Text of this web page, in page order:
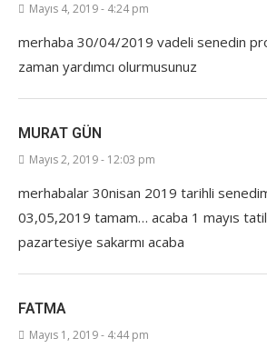
Mayıs 4, 2019 - 4:24 pm
merhaba 30/04/2019 vadeli senedin
zaman yardımcı olurmusunuz
MURAT GÜN
Mayıs 2, 2019 - 12:03 pm
merhabalar 30nisan 2019 tarihli
03,05,2019 tamam… acaba 1 mayıs
pazartesiye sakarmı acaba
FATMA
Mayıs 1, 2019 - 4:44 pm